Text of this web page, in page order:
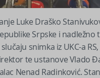
Luke Draško
Srpske i nadležno
snimka iz UKC-a
te ustanove Vlado
Nenad Radinković.